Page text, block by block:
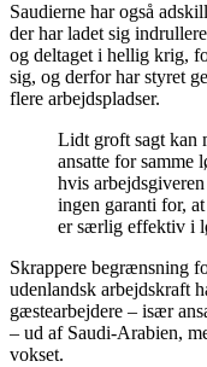
Saudierne har også
der har ladet sig
og deltaget i hellig krig,
sig, og derfor har styret
flere arbejdspladser.
Lidt groft sagt kan
ansatte for samme
hvis
ingen garanti for,
er særlig effektiv i
Skrappere begrænsning
udenlandsk arbejdskraft
gæstearbejdere – især
– ud af Saudi-Arabien,
vokset.